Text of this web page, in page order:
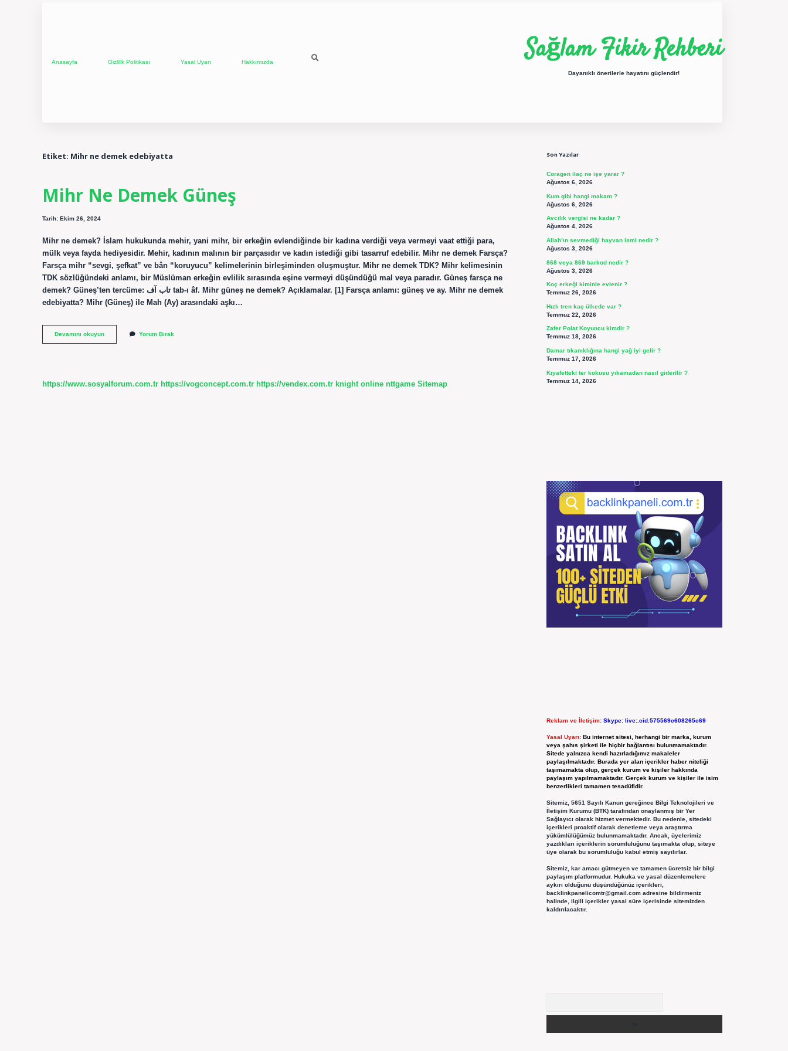
Anasayfa Gizlilik Politikası Yasal Uyarı Hakkımızda Sağlam Fikir Rehberi
Dayanıklı önerilerle hayatını güçlendir!
Etiket: Mihr ne demek edebiyatta
Mihr Ne Demek Güneş
Tarih: Ekim 26, 2024
Mihr ne demek? İslam hukukunda mehir, yani mihr, bir erkeğin evlendiğinde bir kadına verdiği veya vermeyi vaat ettiği para,
mülk veya fayda hediyesidir. Mehir, kadının malının bir parçasıdır ve kadın istediği gibi tasarruf edebilir. Mihr ne demek Farsça?
Farsça mihr “sevgi, şefkat” ve bân “koruyucu” kelimelerinin birleşiminden oluşmuştur. Mihr ne demek TDK? Mihr kelimesinin
TDK sözlüğündeki anlamı, bir Müslüman erkeğin evlilik sırasında eşine vermeyi düşündüğü mal veya paradır. Güneş farsça ne
demek? Güneş’ten tercüme: تاب آف tab-ı âf. Mihr güneş ne demek? Açıklamalar. [1] Farsça anlamı: güneş ve ay. Mihr ne demek
edebiyatta? Mihr (Güneş) ile Mah (Ay) arasındaki aşkı…
Devamını okuyunMihr
Ne
Yorum Bırak
https://www.sosyalforum.com.tr https://vogconcept.com.tr https://vendex.com.tr knight online nttgame Sitemap
Son Yazılar
Coragen ilaç ne işe yarar ?
Ağustos 6, 2026
Kum gibi hangi makam ?
Ağustos 6, 2026
Avcılık vergisi ne kadar ?
Ağustos 4, 2026
Allah’ın sevmediği hayvan ismi nedir ?
Ağustos 3, 2026
868 veya 869 barkod nedir ?
Ağustos 3, 2026
Koç erkeği kiminle evlenir ?
Temmuz 26, 2026
Hızlı tren kaç ülkede var ?
Temmuz 22, 2026
Zafer Polat Koyuncu kimdir ?
Temmuz 18, 2026
Damar tıkanıklığına hangi yağ iyi gelir ?
Temmuz 17, 2026
Kıyafetteki ter kokusu yıkamadan nasıl giderilir ?
Temmuz 14, 2026
Reklam ve İletişim: Skype: live:.cid.575569c608265c69
Yasal Uyarı: Bu internet sitesi, herhangi bir marka, kurum
veya şahıs şirketi ile hiçbir bağlantısı bulunmamaktadır.
Sitede yalnızca kendi hazırladığımız makaleler
paylaşılmaktadır. Burada yer alan içerikler haber niteliği
taşımamakta olup, gerçek kurum ve kişiler hakkında
paylaşım yapılmamaktadır. Gerçek kurum ve kişiler ile isim
benzerlikleri tamamen tesadüfidir.
Sitemiz, 5651 Sayılı Kanun gereğince Bilgi Teknolojileri ve
İletişim Kurumu (BTK) tarafından onaylanmış bir Yer
Sağlayıcı olarak hizmet vermektedir. Bu nedenle, sitedeki
içerikleri proaktif olarak denetleme veya araştırma
yükümlülüğümüz bulunmamaktadır. Ancak, üyelerimiz
yazdıkları içeriklerin sorumluluğunu taşımakta olup, siteye
üye olarak bu sorumluluğu kabul etmiş sayılırlar.
Sitemiz, kar amacı gütmeyen ve tamamen ücretsiz bir bilgi
paylaşım platformudur. Hukuka ve yasal düzenlemelere
aykırı olduğunu düşündüğünüz içerikleri,
backlinkpanelicomtr@gmail.comadresine bildirmeniz
halinde, ilgili içerikler yasal süre içerisinde sitemizden
kaldırılacaktır.